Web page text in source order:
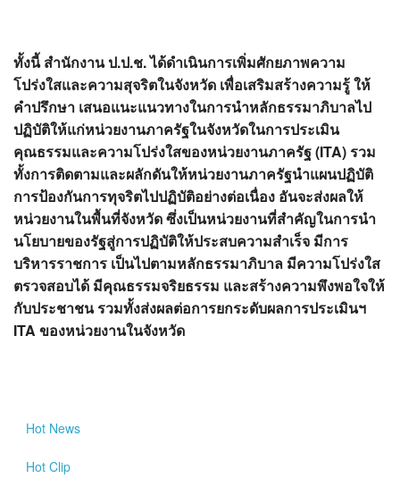
ทั้งนี้ สำนักงาน ป.ป.ช. ได้ดำเนินการเพิ่มศักยภาพความ
โปร่งใสและความสุจริตในจังหวัด เพื่อเสริมสร้างความรู้ ให้
คำปรึกษา เสนอแนะแนวทางในการนำหลักธรรมาภิบาลไป
ปฏิบัติให้แก่หน่วยงานภาครัฐในจังหวัดในการประเมิน
คุณธรรมและความโปร่งใสของหน่วยงานภาครัฐ (ITA) รวม
ทั้งการติดตามและผลักดันให้หน่วยงานภาครัฐนำแผนปฏิบัติ
การป้องกันการทุจริตไปปฏิบัติอย่างต่อเนื่อง อันจะส่งผลให้
หน่วยงานในพื้นที่จังหวัด ซึ่งเป็นหน่วยงานที่สำคัญในการนำ
นโยบายของรัฐสู่การปฏิบัติให้ประสบความสำเร็จ มีการ
บริหารราชการ เป็นไปตามหลักธรรมาภิบาล มีความโปร่งใส
ตรวจสอบได้ มีคุณธรรมจริยธรรม และสร้างความพึงพอใจให้
กับประชาชน รวมทั้งส่งผลต่อการยกระดับผลการประเมินฯ
ITA ของหน่วยงานในจังหวัด
Hot News
Hot Clip